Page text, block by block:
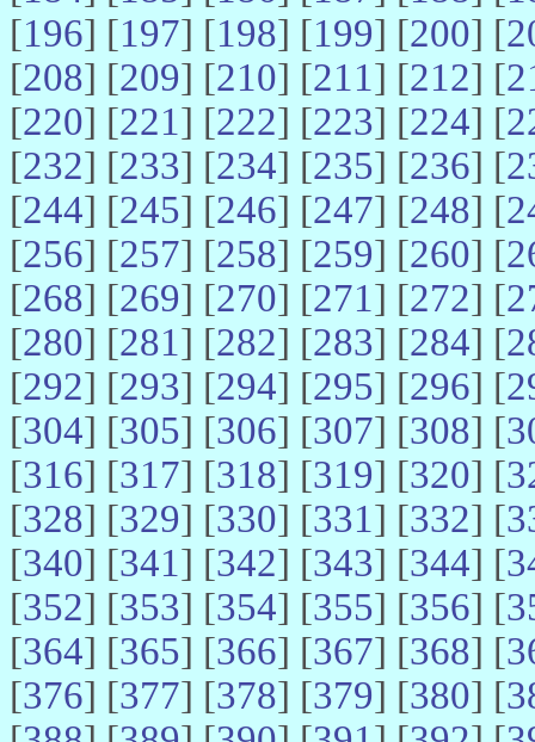
[196] [197] [198] [199] [200] [
[208] [209] [210] [211] [212] [
[220] [221] [222] [223] [224] [
[232] [233] [234] [235] [236] [
[244] [245] [246] [247] [248] [
[256] [257] [258] [259] [260] [
[268] [269] [270] [271] [272] [
[280] [281] [282] [283] [284] [
[292] [293] [294] [295] [296] [
[304] [305] [306] [307] [308] [
[316] [317] [318] [319] [320] [
[328] [329] [330] [331] [332] [
[340] [341] [342] [343] [344] [
[352] [353] [354] [355] [356] [
[364] [365] [366] [367] [368] [
[376] [377] [378] [379] [380] [